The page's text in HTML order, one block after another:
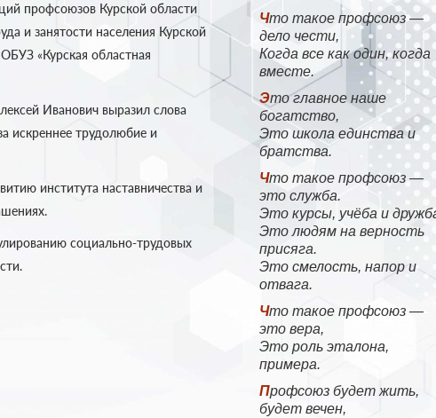
Что такое профсоюз —
дело чести,
Когда все как один, когда
вместе.
Это главное наше
богатство,
Это школа единства и
братства.
Что такое профсоюз —
это служба.
Это курсы, учёба и
Это людям на верность
присяга.
Это смелость, напор и
отвага.
Что такое профсоюз —
это вера,
Это роль эталона,
примера.
Профсоюз будет жить,
будет вечен,
профсоюзов Курской области
и занятости населения Курской
«Курская областная
Иванович выразил слова
искреннее трудолюбие и
института наставничества и
социально-трудовых